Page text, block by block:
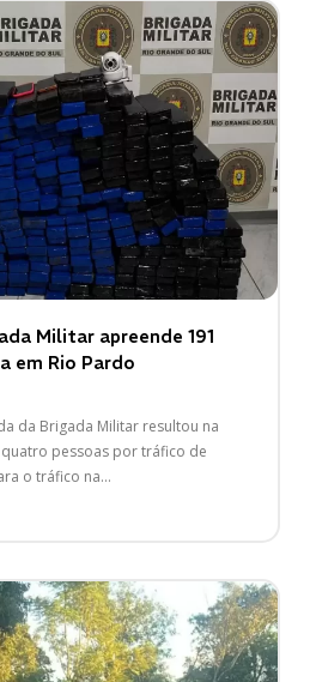
Militar apreende 191
em Rio Pardo
da Brigada Militar resultou na
pessoas por tráfico de
o tráfico na...